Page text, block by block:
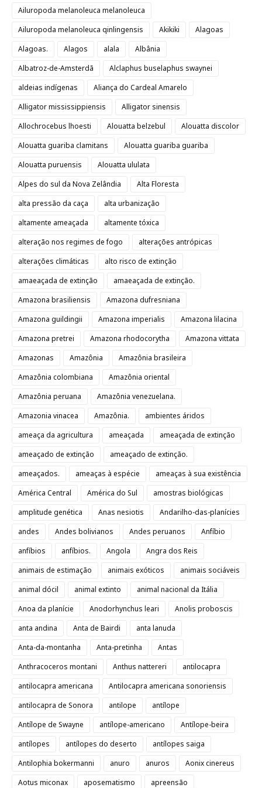
Ailuropoda melanoleuca melanoleuca
Ailuropoda melanoleuca qinlingensis
Akikiki
Alagoas
Alagoas.
Alagos alala
Albânia
Albatroz-de-Amsterdã
Alclaphus buselaphus swaynei
aldeias indígenas
Aliança do Cardeal Amarelo
Alligator mississippiensis
Alligator sinensis
Allochrocebus lhoesti
Alouatta belzebul
Alouatta discolor
Alouatta guariba clamitans
Alouatta guariba guariba
Alouatta puruensis
Alouatta ululata
Alpes do sul da Nova Zelândia
Alta Floresta
alta pressão da caça
alta urbanização
altamente ameaçada
altamente tóxica
alteração nos regimes de fogo
alterações antrópicas
alterações climáticas
alto risco de extinção
amaeaçada de extinção
amaeaçada de extinção.
Amazona brasiliensis
Amazona dufresniana
Amazona guildingii
Amazona imperialis
Amazona lilacina
Amazona pretrei
Amazona rhodocorytha
Amazona vittata
Amazonas
Amazônia
Amazônia brasileira
Amazônia colombiana
Amazônia oriental
Amazônia peruana
Amazônia venezuelana.
Amazonia vinacea
Amazônia.
ambientes áridos
ameaça da agricultura
ameaçada
ameaçada de extinção
ameaçado de extinção
ameaçado de extinção.
ameaçados.
ameaças à espécie
ameaças à sua existência
América Central
América do Sul
amostras biológicas
amplitude genética
Anas nesiotis
Andarilho-das-planícies
andes
Andes bolivianos Andes peruanos
Anfíbio
anfíbios
anfíbios. Angola
Angra dos Reis
animais de estimação
animais exóticos
animais sociáveis
animal dócil
animal extinto
animal nacional da Itália
Anoa da planície
Anodorhynchus leari
Anolis proboscis
anta andina
Anta de Bairdi
anta lanuda
Anta-da-montanha
Anta-pretinha
Antas
Anthracoceros montani
Anthus nattereri
antilocapra
antilocapra americana
Antilocapra americana sonoriensis
antilocapra de Sonora
antilope
antílope
Antílope de Swayne
antílope-americano
Antílope-beira
antílopes
antílopes do deserto
antílopes saiga
Antilophia bokermanni
anuro anuros
Aonix cinereus
Aotus miconax
aposematismo
apreensão